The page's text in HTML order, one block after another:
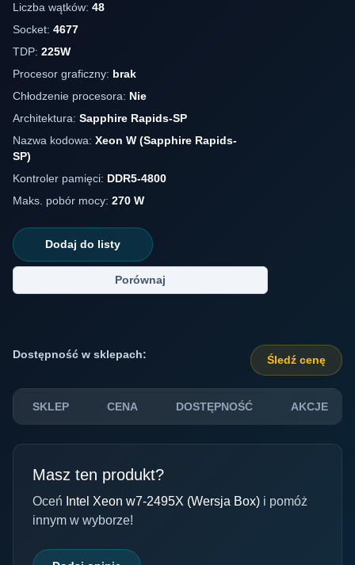
Liczba wątków: 48
Socket: 4677
TDP: 225W
Procesor graficzny: brak
Chłodzenie procesora: Nie
Architektura: Sapphire Rapids-SP
Nazwa kodowa: Xeon W (Sapphire Rapids-
SP)
Kontroler pamięci: DDR5-4800
Maks. pobór mocy: 270 W
Dodaj do listy
Porównaj
Dostępność w sklepach: Śledź cenę
SKLEP CENA DOSTĘPNOŚĆ AKCJE
Masz ten produkt?
Oceń Intel Xeon w7-2495X (Wersja Box) i pomóż
innym w wyborze!